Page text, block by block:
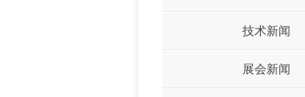
技术新闻
展会新闻